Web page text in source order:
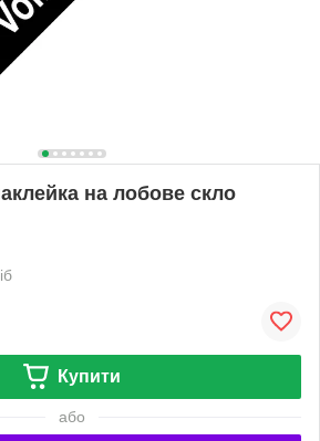
на лобове скло
Купити
або